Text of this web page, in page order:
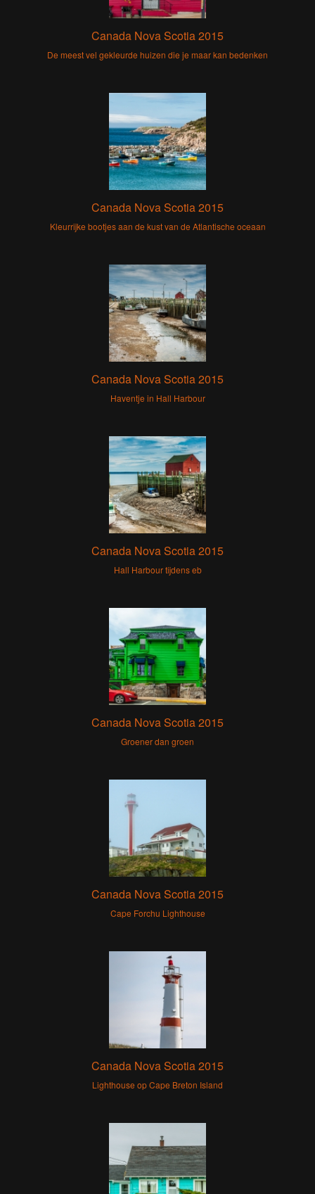
Canada Nova Scotia 2015
De meest vel gekleurde huizen die je maar kan bedenken
Canada Nova Scotia 2015
Kleurrijke bootjes aan de kust van de Atlantische oceaan
Canada Nova Scotia 2015
Haventje in Hall Harbour
Canada Nova Scotia 2015
Hall Harbour tijdens eb
Canada Nova Scotia 2015
Groener dan groen
Canada Nova Scotia 2015
Cape Forchu Lighthouse
Canada Nova Scotia 2015
Lighthouse op Cape Breton Island